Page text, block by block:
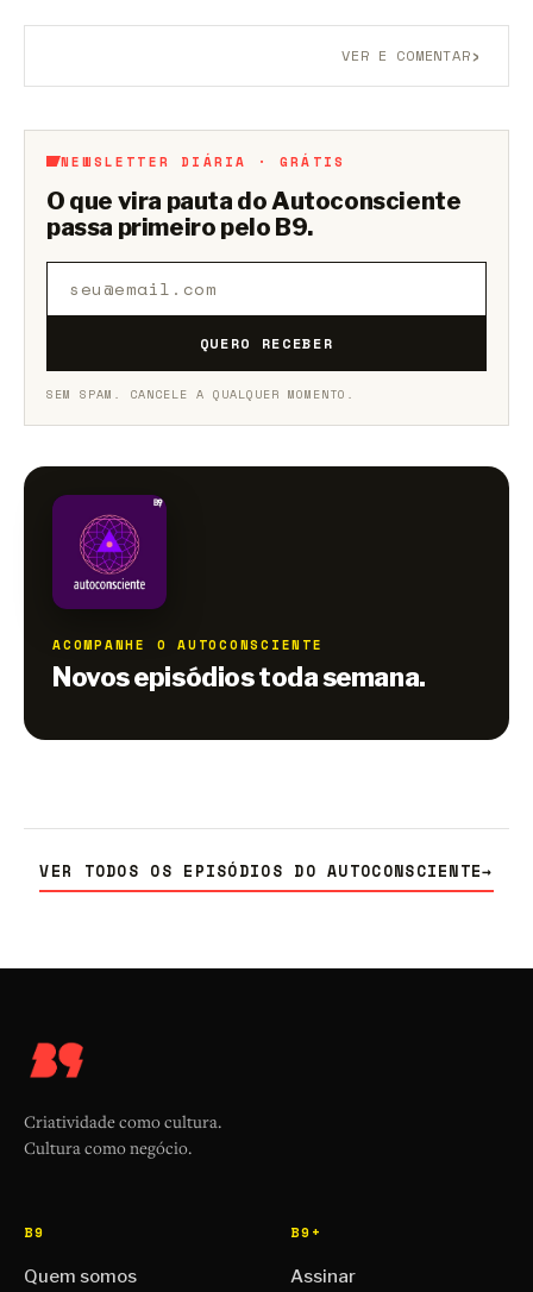
VER E COMENTAR›
NEWSLETTER DIÁRIA · GRÁTIS
O que vira pauta do Autoconsciente
passa primeiro pelo B9.
QUERO RECEBER
SEM SPAM. CANCELE A QUALQUER MOMENTO.
ACOMPANHE O AUTOCONSCIENTE
Novos episódios toda semana.
VER TODOS OS EPISÓDIOS DO AUTOCONSCIENTE→
Criatividade como cultura.
Cultura como negócio.
B9
Quem somos
B9+
Assinar